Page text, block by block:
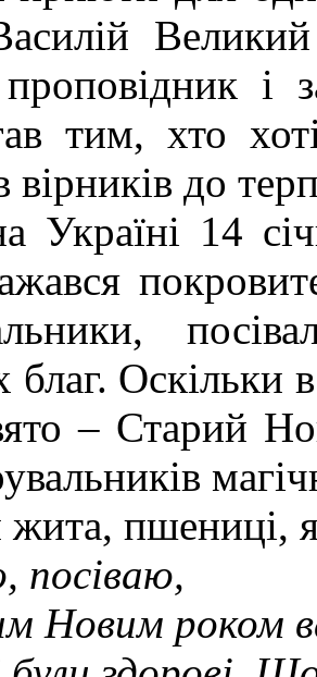
і
тим, хто
вірників до
Україні 14
благ. Оскільки
– Старий
жита, пшениці,
посіваю,
Новим роком